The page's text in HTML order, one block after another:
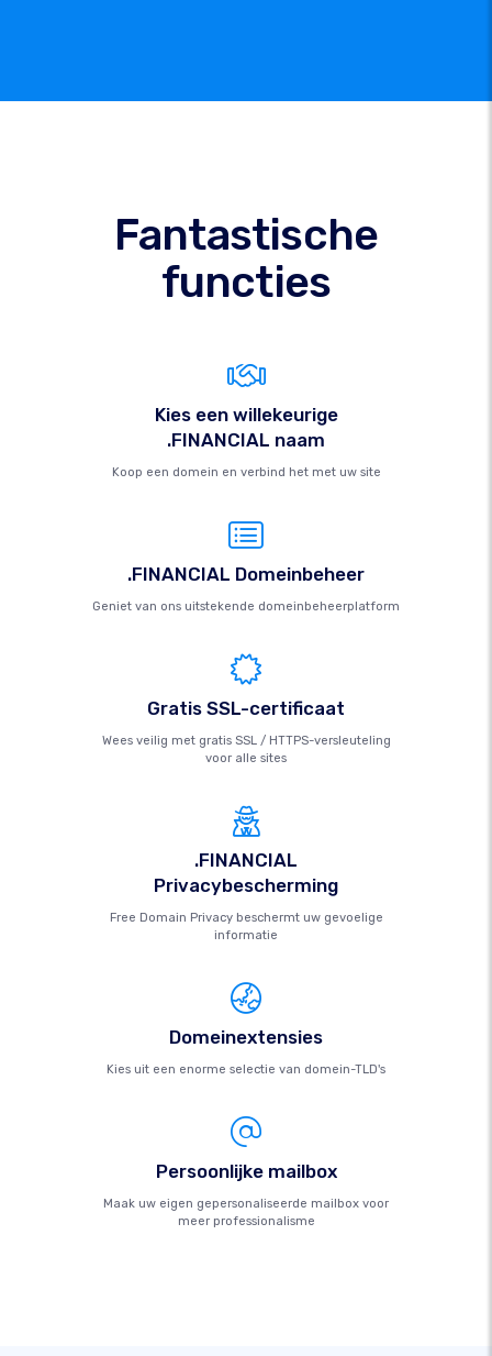
Fantastische
functies
Kies een willekeurige
.FINANCIAL naam
Koop een domein en verbind het met uw site
.FINANCIAL Domeinbeheer
Geniet van ons uitstekende domeinbeheerplatform
Gratis SSL-certificaat
Wees veilig met gratis SSL / HTTPS-versleuteling
voor alle sites
.FINANCIAL
Privacybescherming
Free Domain Privacy beschermt uw gevoelige
informatie
Domeinextensies
Kies uit een enorme selectie van domein-TLD's
Persoonlijke mailbox
Maak uw eigen gepersonaliseerde mailbox voor
meer professionalisme